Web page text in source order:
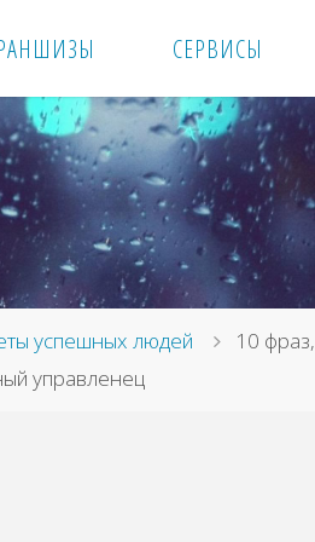
СЕРВИСЫ
успешных людей
10 фраз,
управленец